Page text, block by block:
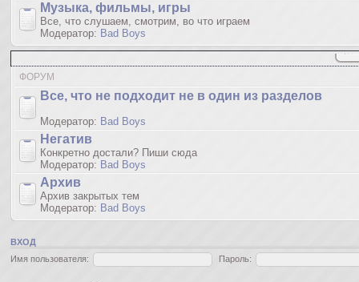
Музыка, фильмы, игры
Все, что слушаем, смотрим, во что играем
Модератор: Bad Boys
ФОРУМ
Все, что не подходит не в один из разделов
Модератор: Bad Boys
Негатив
Конкретно достали? Пиши сюда
Модератор: Bad Boys
Архив
Архив закрытых тем
Модератор: Bad Boys
ВХОД
Имя пользователя:
Пароль: